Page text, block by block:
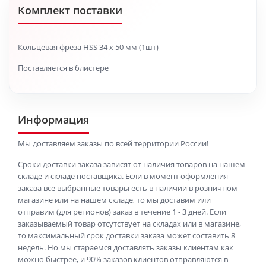
Комплект поставки
Кольцевая фреза HSS 34 x 50 мм (1шт)
Поставляется в блистере
Информация
Мы доставляем заказы по всей территории России!
Сроки доставки заказа зависят от наличия товаров на нашем
складе и складе поставщика. Если в момент оформления
заказа все выбранные товары есть в наличии в розничном
магазине или на нашем складе, то мы доставим или
отправим (для регионов) заказ в течение 1 - 3 дней. Если
заказываемый товар отсутствует на складах или в магазине,
то максимальный срок доставки заказа может составить 8
недель. Но мы стараемся доставлять заказы клиентам как
можно быстрее, и 90% заказов клиентов отправляются в